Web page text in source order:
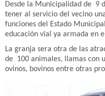
Desde la Municipalidad de 9
tener al servicio del vecino
funciones del Estado
educación vial ya armada en
La granja sera otra de las
de 100 animales, llamas con
ovinos, bovinos entre otras